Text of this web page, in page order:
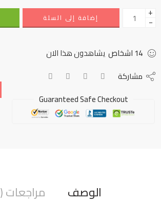
+
− إضافة إلى السلة
14اشخاص يشاهدون هذا الان
مشاركة
Guaranteed Safe Checkout
الوصف مراجعات (0)